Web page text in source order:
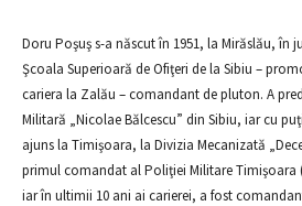
Doru Poşuş s-a născut în 1951, la Mirăslău, în
Şcoala Superioară de Ofiţeri de la Sibiu –
cariera la Zalău – comandant de pluton. A
Militară „Nicolae Bălcescu” din Sibiu, iar cu
ajuns la Timişoara, la Divizia Mecanizată
primul comandat al Poliţiei Militare Timişoara
iar în ultimii 10 ani ai carierei, a fost